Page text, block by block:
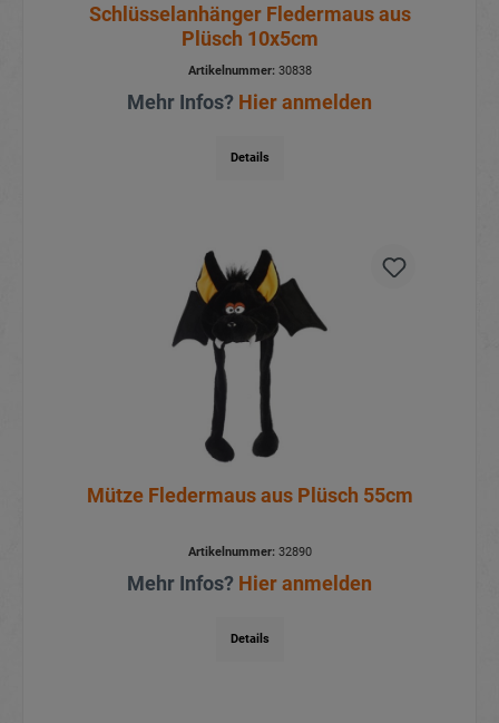
Schlüsselanhänger Fledermaus aus
Plüsch 10x5cm
Artikelnummer:30838
Mehr Infos? Hier anmelden
Details
Mütze Fledermaus aus Plüsch 55cm
Artikelnummer:32890
Mehr Infos? Hier anmelden
Details